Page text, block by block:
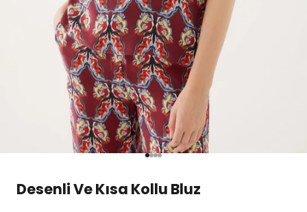
1 ögesine git
2 ögesine git
3 ögesine git
4 ögesine git
Desenli Ve Kısa Kollu Bluz